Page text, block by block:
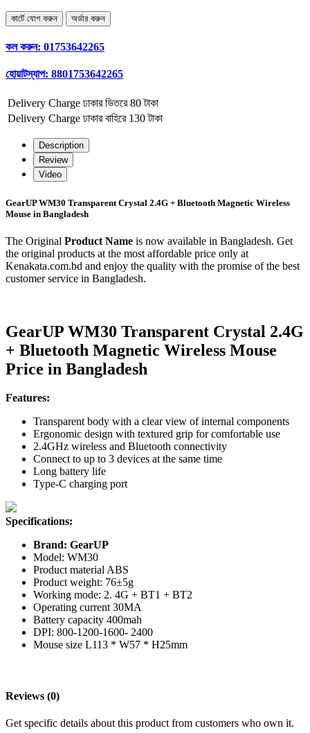
কল করুন: 01753642265
হোয়াটস্যাপ: 8801753642265
Delivery Charge ঢাকার ভিতরে 80 টাকা
Delivery Charge ঢাকার বাহিরে 130 টাকা
Description
Review
Video
GearUP WM30 Transparent Crystal 2.4G + Bluetooth Magnetic Wireless
Mouse in Bangladesh
The Original Product Name is now available in Bangladesh. Get
the original products at the most affordable price only at
Kenakata.com.bd and enjoy the quality with the promise of the best
customer service in Bangladesh.
GearUP WM30 Transparent Crystal 2.4G
+ Bluetooth Magnetic Wireless Mouse
Price in Bangladesh
Features:
Transparent body with a clear view of internal components
Ergonomic design with textured grip for comfortable use
2.4GHz wireless and Bluetooth connectivity
Connect to up to 3 devices at the same time
Long battery life
Type-C charging port
Specifications:
Brand: GearUP
Model: WM30
Product material ABS
Product weight: 76±5g
Working mode: 2. 4G + BT1 + BT2
Operating current 30MA
Battery capacity 400mah
DPI: 800-1200-1600- 2400
Mouse size L113 * W57 * H25mm
Reviews (0)
Get specific details about this product from customers who own it.